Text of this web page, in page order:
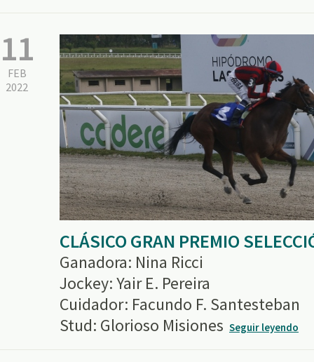
11
FEB
2022
CLÁSICO GRAN PREMIO
Ganadora: Nina Ricci
Jockey: Yair E. Pereira
Cuidador: Facundo F. Santesteban
Stud: Glorioso Misiones Seguir leyendo